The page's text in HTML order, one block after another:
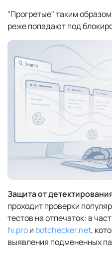
"Прогретые" таким
реже попадают под
Защита от
проходит проверки
тестов на отпечаток: в
fv.proи botchecker.net,
выявления подмененных